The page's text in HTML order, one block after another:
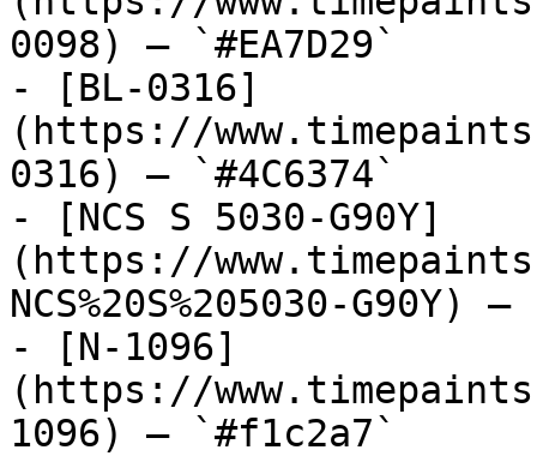
0098) — `#EA7D29`
- [BL-0316]
(https://
0316) — `#4C6374`
- [NCS S 5030-G90Y]
(https://
NCS%20S%205030-G90Y)
- [N-1096]
(https://
1096) — `#f1c2a7`